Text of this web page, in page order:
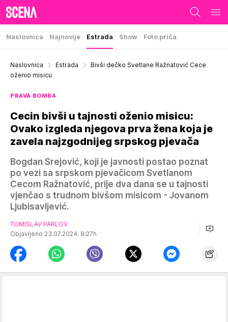
Naslovnica Najnovije Estrada Show Foto priča
Naslovnica Estrada
Bivši dečko Svetlane Ražnatović Cece
oženio misicu
PRAVA BOMBA
Cecin bivši u tajnosti oženio misicu:
Ovako izgleda njegova prva žena koja je
zavela najzgodnijeg srpskog pjevača
Bogdan Srejović, koji je javnosti postao poznat
po vezi sa srpskom pjevačicom Svetlanom
Cecom Ražnatović, prije dva dana se u tajnosti
vjenčao s trudnom bivšom misicom - Jovanom
Ljubisavljević.
TOMISLAV PARLOV
Objavljeno 23.07.2024. 8:27h